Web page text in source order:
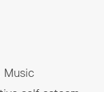
Music